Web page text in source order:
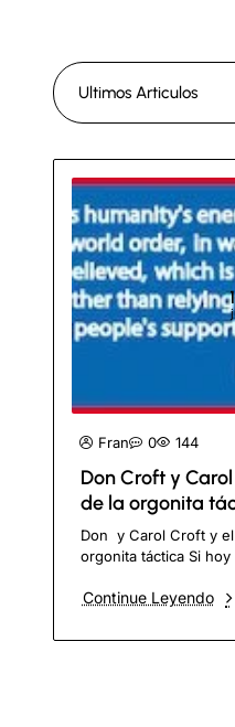
Ultimos Articulos
Fran 0 144
Don Croft y
de la orgonita
Don y Carol Croft y
orgonita táctica Si hoy hablamos de
de Tierra, Tapones de
Continue Leyendo